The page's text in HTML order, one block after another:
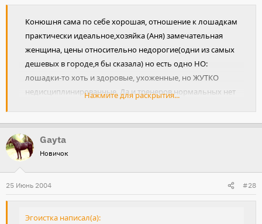
Конюшня сама по себе хорошая, отношение к лошадкам
практически идеальное,хозяйка (Аня) замечательная
женщина, цены относительно недорогие(одни из самых
дешевых в городе,я бы сказала) но есть одно НО:
лошадки-то хоть и здоровые, ухоженные, но ЖУТКО
недисциплинированные. Да и тренеров нормальных нет
ТУДА БОЛЬШЕ НЕ ПОЕДУ. Да и вам не советую. Здоровье
дороже.
Нажмите для раскрытия...
Gayta
Новичок
25 Июнь 2004 #28
Эгоистка написал(а):